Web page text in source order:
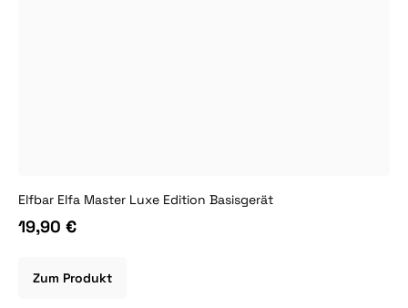
Elfbar Elfa Master Luxe Edition Basisgerät
19,90 €
Zum Produkt